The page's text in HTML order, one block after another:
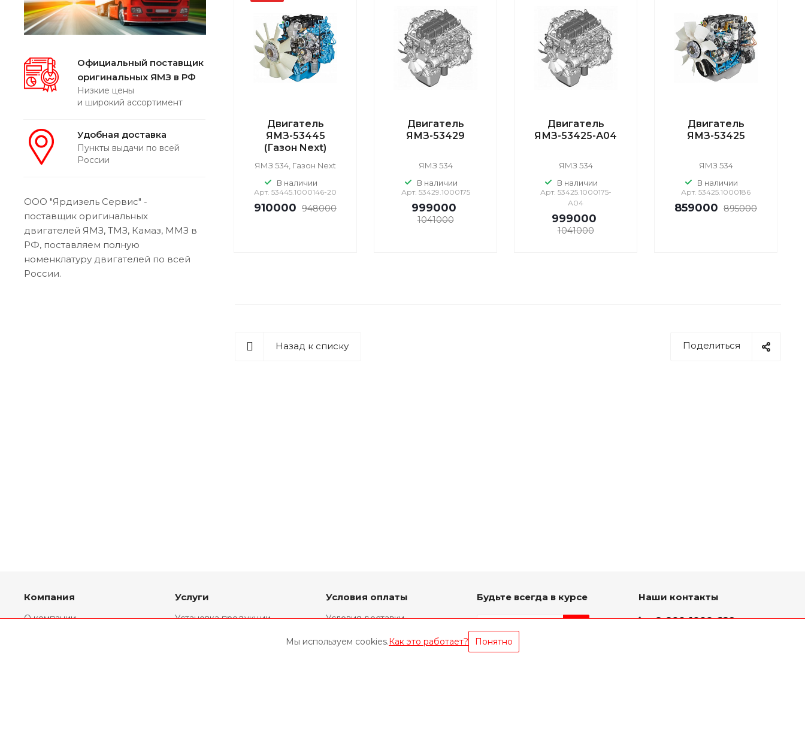
Двигатель
ЯМЗ-53445
(Газон Next)
ЯМЗ 534, Газон Next
В наличии
Арт. 53445.1000146-20
910000 948000
Двигатель
ЯМЗ-53429
ЯМЗ 534
В наличии
Арт. 53429.1000175
999000
1041000
Двигатель
ЯМЗ-53425-А04
ЯМЗ 534
В наличии
Арт. 53425.1000175-
А04
999000
1041000
Двигатель
ЯМЗ-53425
ЯМЗ 534
В наличии
Арт. 53425.1000186
859000 895000
Поделиться
Назад к списку
Официальный поставщик
оригинальных ЯМЗ в РФ
Низкие цены
и широкий ассортимент
Удобная доставка
Пункты выдачи по всей
России
ООО "Ярдизель Сервис" -
поставщик оригинальных
двигателей ЯМЗ, ТМЗ, Камаз, ММЗ в
РФ, поставляем полную
номенклатуру двигателей по всей
России.
Компания
О компании
Услуги
Установка продукции
Условия оплаты
Условия доставки
Будьте всегда в курсе
Наши контакты
8-800-1000-629
Мы используем cookies.Как это работает? Понятно